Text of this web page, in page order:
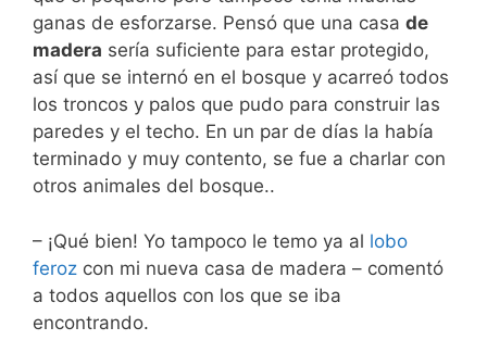
ganas de esforzarse. Pensó que una casa de
madera sería suficiente para estar protegido,
así que se internó en el bosque y acarreó todos
los troncos y palos que pudo para construir las
paredes y el techo. En un par de días la había
terminado y muy contento, se fue a charlar con
otros animales del bosque..
– ¡Qué bien! Yo tampoco le temo ya al lobo
feroz con mi nueva casa de madera – comentó
a todos aquellos con los que se iba
encontrando.